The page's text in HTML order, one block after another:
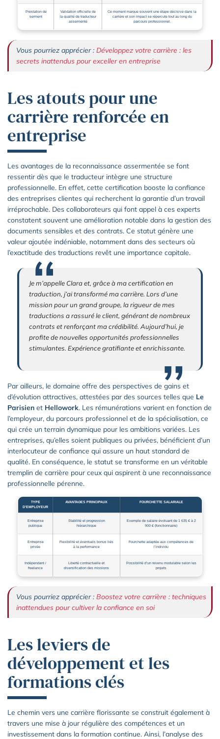
Prestation de
serment
Validation officielle de
la qualité de traducteur
assermenté
Ce moment marque souvent une étape décisive dans la
carrière et son impact se répercute tout au long du
parcours professionnel.
Vous pourriez apprécier : Développez votre carrière : les
secrets inattendus pour exceller en entreprise
Les atouts pour une
carrière renforcée en
entreprise
Les avantages de la reconnaissance assermentée se font
ressentir dès que le traducteur intègre une structure
professionnelle. En effet, cette certification booste la confiance
des entreprises clientes qui recherchent la garantie d’un travail
irréprochable. Des collaborateurs qui font appel à ces experts
constatent souvent une amélioration notable dans la gestion des
documents sensibles et des contrats. Ce statut génère une
valeur ajoutée indéniable, notamment dans des secteurs où
l’exactitude des traductions revêt une importance capitale.
Je m’appelle Clara et, grâce à ma certification en
traduction, j’ai transformé ma carrière. Lors d’une
mission pour un grand groupe, la rigueur de mes
traductions a rassuré le client, générant de nombreux
contrats et renforçant ma crédibilité. Aujourd’hui, je
profite de nouvelles opportunités professionnelles
stimulantes. Expérience gratifiante et enrichissante.
Par ailleurs, le domaine offre des perspectives de gains et
d’évolution attractives, attestées par des sources telles que Le
Parisien et Hellowork. Les rémunérations varient en fonction de
l’employeur, du parcours professionnel et de la spécialisation, ce
qui crée un terrain dynamique pour les ambitions variées. Les
entreprises, qu’elles soient publiques ou privées, bénéficient d’un
interlocuteur de confiance qui assure un haut standard de
qualité. En conséquence, le statut se transforme en un véritable
tremplin de carrière pour ceux qui aspirent à une reconnaissance
professionnelle pérenne.
TYPE
D’EMPLOYEUR
AVANTAGES PRINCIPAUX FOURCHETTE SALARIALE
Entreprise
publique
Stabilité et progression
hiérarchique
Exemple de salaire évoluant de 1 635 € à 2
900 € (fonctionnaire)
Entreprise
privée
Flexibilité et éventuels bonus liés
à la performance
Fourchette adaptée aux compétences de
l’individu
Indépendant /
freelance
Liberté contractuelle et
diversification des missions
Possibilité d’un revenu modulable selon les
projets
Vous pourriez apprécier : Boostez votre carrière : techniques
inattendues pour cultiver la confiance en soi
Les leviers de
développement et les
formations clés
Le chemin vers une carrière florissante se construit également à
travers une mise à jour régulière des compétences et un
investissement dans la formation continue. Ainsi, l’analyse des